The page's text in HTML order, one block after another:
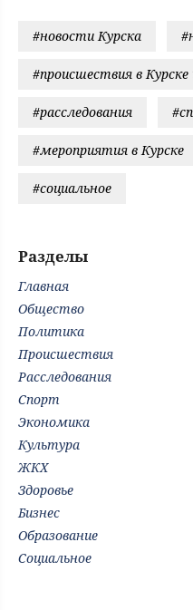
#новости Курска
#происшествия в
#расследования
#мероприятия в Курске
#социальное
Разделы
Главная
Общество
Политика
Происшествия
Расследования
Спорт
Экономика
Культура
ЖКХ
Здоровье
Бизнес
Образование
Социальное